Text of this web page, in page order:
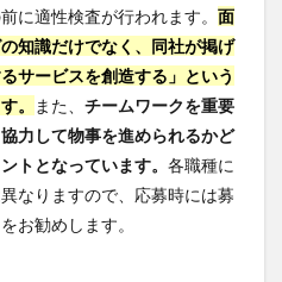
に適性検査が行われます。 面
知識だけでなく、同社が掲げ
サービスを創造する」という
。
また、 チームワークを重要
力して物事を進められるかど
トとなっています。 各職種に
なりますので、応募時には募
お勧めします。